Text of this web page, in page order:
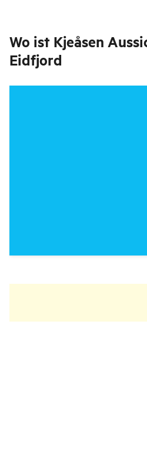
Wo ist Kjeåsen
Eidfjord